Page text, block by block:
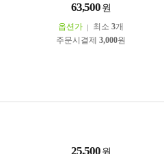
63,500 원
옵션가 최소 3개
주문시결제 3,000원
25,500 원